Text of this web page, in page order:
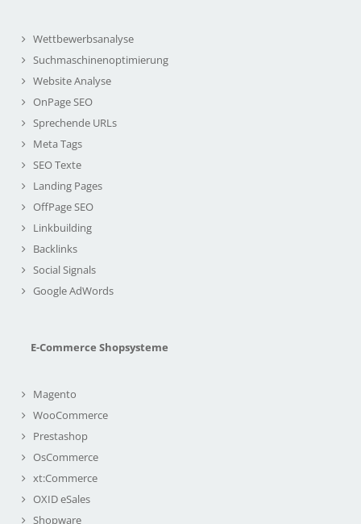
Wettbewerbsanalyse
Suchmaschinenoptimierung
Website Analyse
OnPage SEO
Sprechende URLs
Meta Tags
SEO Texte
Landing Pages
OffPage SEO
Linkbuilding
Backlinks
Social Signals
Google AdWords
E-Commerce Shopsysteme
Magento
WooCommerce
Prestashop
OsCommerce
xt:Commerce
OXID eSales
Shopware